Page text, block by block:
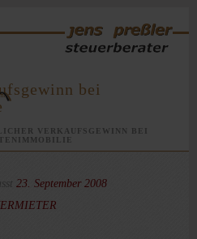
bei
VERKAUFSGEWINN BEI
23. September 2008